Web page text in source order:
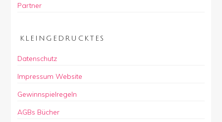
Partner
KLEINGEDRUCKTES
Datenschutz
Impressum Website
Gewinnspielregeln
AGBs Bücher